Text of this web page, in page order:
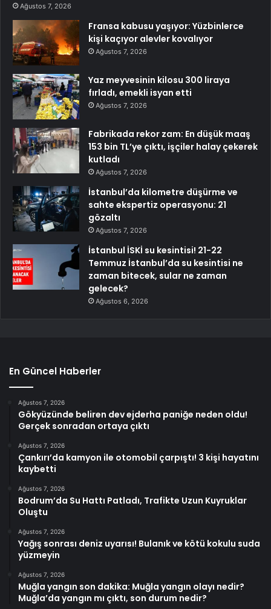
Ağustos 7, 2026
Fransa kabusu yaşıyor: Yüzbinlerce
kişi kaçıyor alevler kovalıyor
Ağustos 7, 2026
Yaz meyvesinin kilosu 300 liraya
fırladı, emekli isyan etti
Ağustos 7, 2026
Fabrikada rekor zam: En düşük maaş
153 bin TL’ye çıktı, işçiler halay çekerek
kutladı
Ağustos 7, 2026
İstanbul’da kilometre düşürme ve
sahte ekspertiz operasyonu: 21
gözaltı
Ağustos 7, 2026
İstanbul İSKİ su kesintisi! 21-22
Temmuz İstanbul’da su kesintisi ne
zaman bitecek, sular ne zaman
gelecek?
Ağustos 6, 2026
En Güncel Haberler
Ağustos 7, 2026
Gökyüzünde beliren dev ejderha paniğe neden oldu!
Gerçek sonradan ortaya çıktı
Ağustos 7, 2026
Çankırı’da kamyon ile otomobil çarpıştı! 3 kişi hayatını
kaybetti
Ağustos 7, 2026
Bodrum’da Su Hattı Patladı, Trafikte Uzun Kuyruklar
Oluştu
Ağustos 7, 2026
Yağış sonrası deniz uyarısı! Bulanık ve kötü kokulu suda
yüzmeyin
Ağustos 7, 2026
Muğla yangın son dakika: Muğla yangın olayı nedir?
Muğla’da yangın mı çıktı, son durum nedir?